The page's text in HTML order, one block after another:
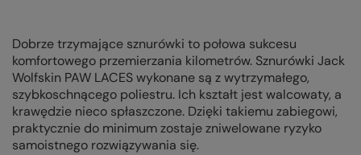
Dobrze trzymające sznurówki to połowa sukcesu
komfortowego przemierzania kilometrów. Sznurówki Jack
Wolfskin PAW LACES wykonane są z wytrzymałego,
szybkoschnącego poliestru. Ich kształt jest walcowaty, a
krawędzie nieco spłaszczone. Dzięki takiemu zabiegowi,
praktycznie do minimum zostaje zniwelowane ryzyko
samoistnego rozwiązywania się.